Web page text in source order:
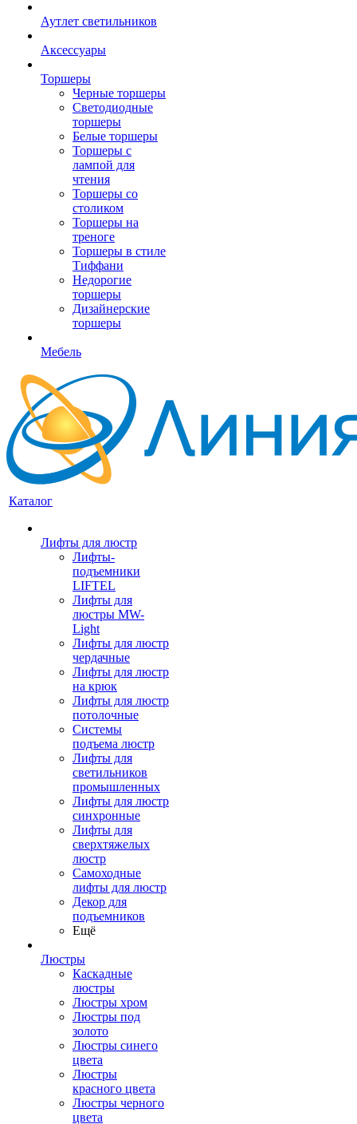
Аутлет светильников
Аксессуары
Торшеры
Черные торшеры
Светодиодные
торшеры
Белые торшеры
Торшеры с
лампой для
чтения
Торшеры со
столиком
Торшеры на
треноге
Торшеры в стиле
Тиффани
Недорогие
торшеры
Дизайнерские
торшеры
Мебель
Каталог
Лифты для люстр
Лифты-
подъемники
LIFTEL
Лифты для
люстры MW-
Light
Лифты для люстр
чердачные
Лифты для люстр
на крюк
Лифты для люстр
потолочные
Системы
подъема люстр
Лифты для
светильников
промышленных
Лифты для люстр
синхронные
Лифты для
сверхтяжелых
люстр
Самоходные
лифты для люстр
Декор для
подъемников
Ещё
Люстры
Каскадные
люстры
Люстры хром
Люстры под
золото
Люстры синего
цвета
Люстры
красного цвета
Люстры черного
цвета